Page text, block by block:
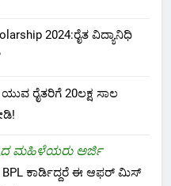
2024:ರೈತ ವಿದ್ಯಾನಿಧಿ
ಯುವ ರೈತರಿಗೆ 20ಲಕ್ಷ ಸಾಲ
ಮಹಿಳೆಯರು ಅರ್ಜಿ
BPL ಕಾರ್ಡಿದ್ದರೆ ಈ ಆಫರ್ ಮಿಸ್